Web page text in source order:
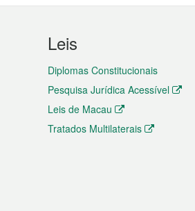
Leis
Diplomas Constitucionais
Pesquisa Jurídica Acessível
Leis de Macau
Tratados Multilaterais